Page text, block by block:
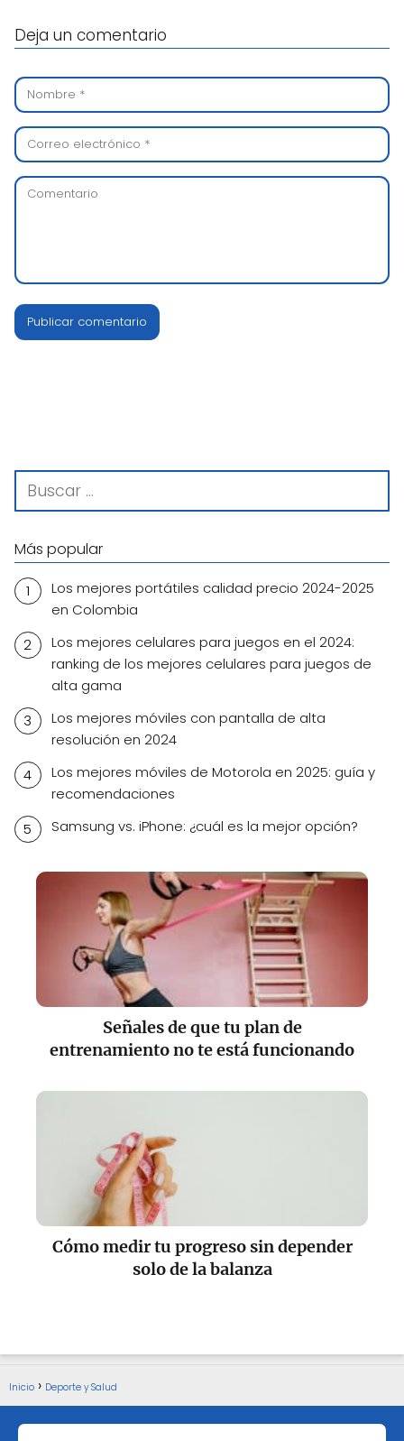
Deja un comentario
Más popular
Los mejores portátiles calidad precio 2024-2025
en Colombia
Los mejores celulares para juegos en el 2024:
ranking de los mejores celulares para juegos de
alta gama
Los mejores móviles con pantalla de alta
resolución en 2024
Los mejores móviles de Motorola en 2025: guía y
recomendaciones
Samsung vs. iPhone: ¿cuál es la mejor opción?
Señales de que tu plan de
entrenamiento no te está funcionando
Cómo medir tu progreso sin depender
solo de la balanza
Inicio Deporte y Salud